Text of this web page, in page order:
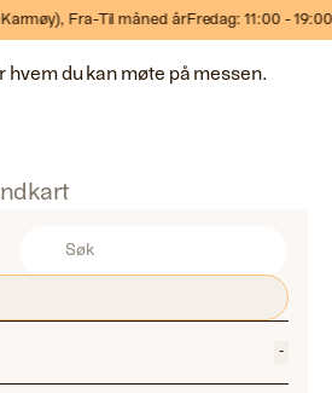
Fra-Til måned årFredag: 11:00 - 19:00
hvem du kan møte på messen.
-